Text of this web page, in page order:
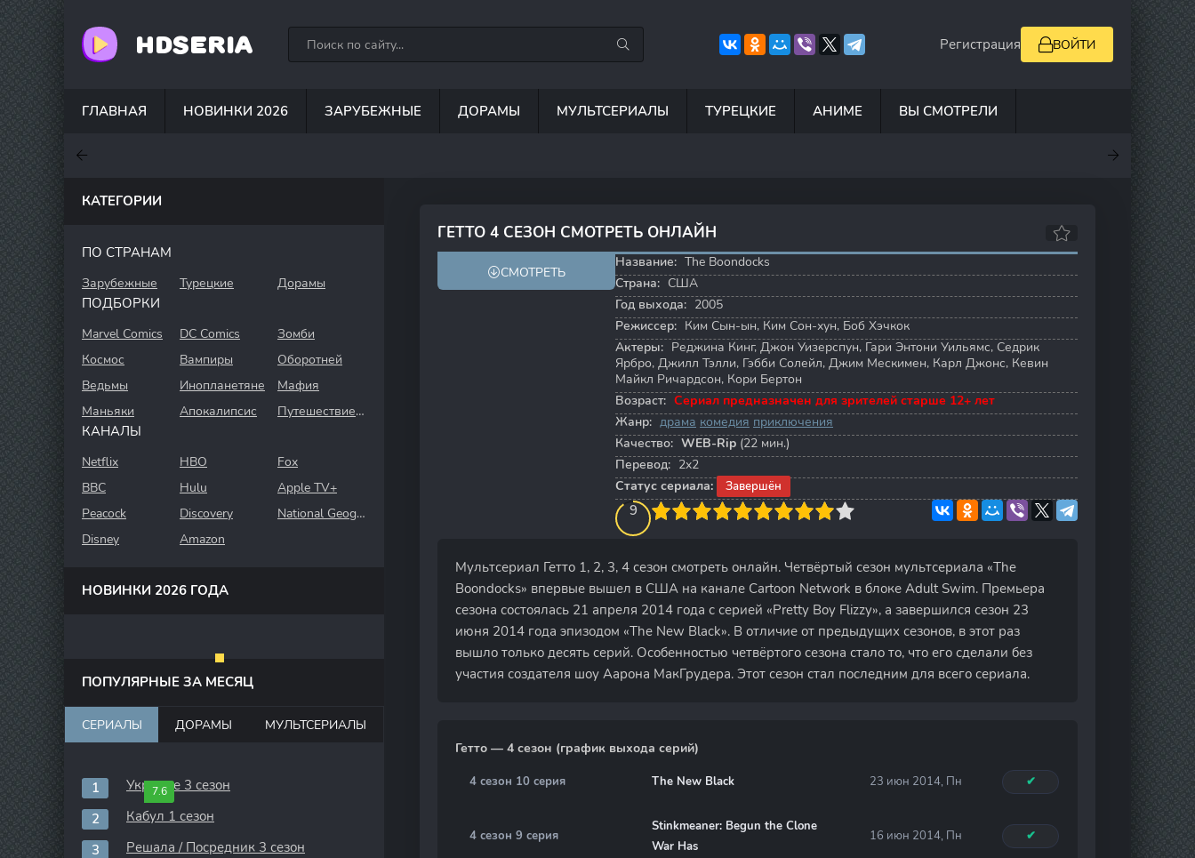
HDSERIA Регистрация ВОЙТИ
ГЛАВНАЯ НОВИНКИ 2026 ЗАРУБЕЖНЫЕ ДОРАМЫ МУЛЬТСЕРИАЛЫ ТУРЕЦКИЕ АНИМЕ ВЫ СМОТРЕЛИ
6.9
ГЕТТО 4 СЕЗОН СМОТРЕТЬ ОНЛАЙН
7.9 8.5
СМОТРЕТЬ
Название: The Boondocks
Страна: США
Год выхода: 2005
Режиссер: Ким Сын-ын, Ким Сон-хун, Боб Хэчкок
Актеры: Реджина Кинг, Джон Уизерспун, Гари Энтони Уильямс, Седрик
Ярбро, Джилл Тэлли, Гэбби Солейл, Джим Мескимен, Карл Джонс, Кевин
Майкл Ричардсон, Кори Бертон
Возраст: Сериал предназначен для зрителей старше 12+ лет
Жанр: драма комедия приключения
Качество: WEB-Rip (22 мин.)
Перевод: 2x2
Статус сериала:
Завершён
9
4 5 6 7 8 9 10
Мультсериал Гетто 1, 2, 3, 4 сезон смотреть онлайн. Четвёртый сезон мультсериала «The
Boondocks» впервые вышел в США на канале Cartoon Network в блоке Adult Swim. Премьера
сезона состоялась 21 апреля 2014 года с серией «Pretty Boy Flizzy», а завершился сезон 23
июня 2014 года эпизодом «The New Black». В отличие от предыдущих сезонов, в этот раз
вышло только десять серий. Особенностью четвёртого сезона стало то, что его сделали без
участия создателя шоу Аарона МакГрудера. Этот сезон стал последним для всего сериала.
Гетто — 4 сезон (график выхода серий)
4 сезон 10 серия The New Black 23 июн 2014, Пн ✔
4 сезон 9 серия
Stinkmeaner: Begun the Clone
War Has
16 июн 2014, Пн ✔
КАТЕГОРИИ
ПО СТРАНАМ
Зарубежные Турецкие Дорамы
ПОДБОРКИ
Marvel Comics DC Comics
Зомби
Космос
Вампиры
Оборотней
Ведьмы
Инопланетяне
Мафия
Маньяки
Апокалипсис Путешествие во времени
КАНАЛЫ
Netflix HBO
Fox
BBC
Hulu
Apple TV+
Peacock
Discovery
National Geographic
Disney
Amazon
НОВИНКИ 2026 ГОДА
ПОПУЛЯРНЫЕ ЗА МЕСЯЦ
СЕРИАЛЫ ДОРАМЫ МУЛЬТСЕРИАЛЫ
7.6
Укрытие 3 сезон
Кабул 1 сезон
Решала / Посредник 3 сезон